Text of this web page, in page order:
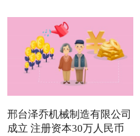
邢台泽乔机械制造有限公司
成立 注册资本30万人民币